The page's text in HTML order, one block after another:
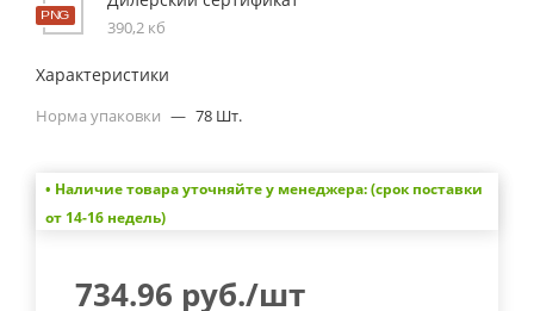
390,2 кб
Характеристики
Норма упаковки — 78 Шт.
• Наличие товара уточняйте у менеджера: (срок поставки
от 14-16 недель)
734.96 руб./шт